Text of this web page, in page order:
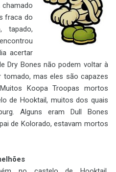
fraca do
tapado,
acertar
Dry Bones não podem voltar à
mas eles são capazes
Koopa Troopas mortos
de Hooktail, muitos dos quais
Alguns eram Dull Bones
de Kolorado, estavam mortos